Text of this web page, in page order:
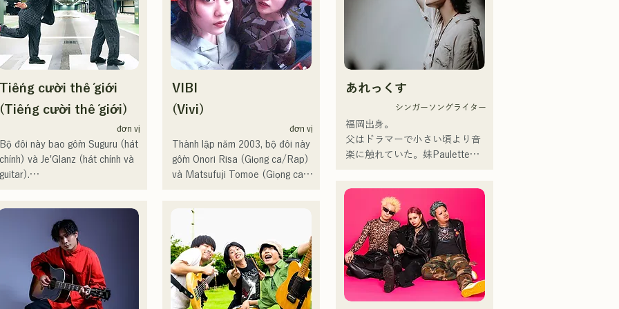
る。現在はSNSを中心に、自身
表現を発信中。
Tiếng cười thế giới
(Tiếng cười thế giới)
đơn vị
Bộ đôi này bao gồm Suguru (hát
chính) và Je'Glanz (hát chính và
guitar).
biểu diễn tại Red and White
Song Battle.
Họ có hơn 3,5 triệu lượt xem
trên mạng xã hội và hơn 119.000
người theo dõi!
Họ cũng được chọn thể hiện ca
Kyushu, và cũng tham gia vào
nhiều bài hát và phim quảng cáo
của các công ty.
Từ năm 2014 đến năm 2017, cô
trong nhiều lĩnh vực, bao gồm
sáng tác bài hát cho quảng cáo
trong chương trình "MUSIC
FAIR" của Fuji TV, và xuất hiện
trong các vở nhạc kịch rock.
Fukuoka, nơi cô không chỉ làm
việc mà còn hoạt động trong
nhiều lĩnh vực khác, bao gồm
phát thanh viên, huấn luyện viên
thanh nhạc và giảng viên trường
dạy nghề. Với giọng hát cao vút
và khả năng ca hát xuất chúng,
VIBI
(Vivi)
đơn vị
Thành lập năm 2003, bộ đôi này
gồm Onori Risa (Giọng ca/Rap)
và Matsufuji Tomoe (Giọng ca).
nhẹ nhàng và giọng hát ấm áp
nhưng đầy nội lực, nhẹ nhàng
chạm đến trái tim người nghe.
Họ chính thức bắt đầu hoạt động
bài hát với ca từ gần gũi, giai
điệu hoài niệm của CHiKa đã
nhận được sự ủng hộ từ nhiều
thế hệ. Cá tính riêng của từng
trợ âm nhạc, và âm thanh nhẹ
nhàng, ấm áp.
Hiện tại, họ biểu diễn tại các địa
điểm nhạc sống và sự kiện ngoài
trời, chủ yếu ở Fukuoka, và cũng
あれっくす
シンガーソングライター
福岡出身。
父はドラマーで小さい頃より音
楽に触れていた。妹Pauletteも
クファミリー。
10代後半にアメリカへ4年半留
学。
現在はLOVE FMの"music
×serendipity"でラジオDJを務め
る。
またアーティストの傍、モデル